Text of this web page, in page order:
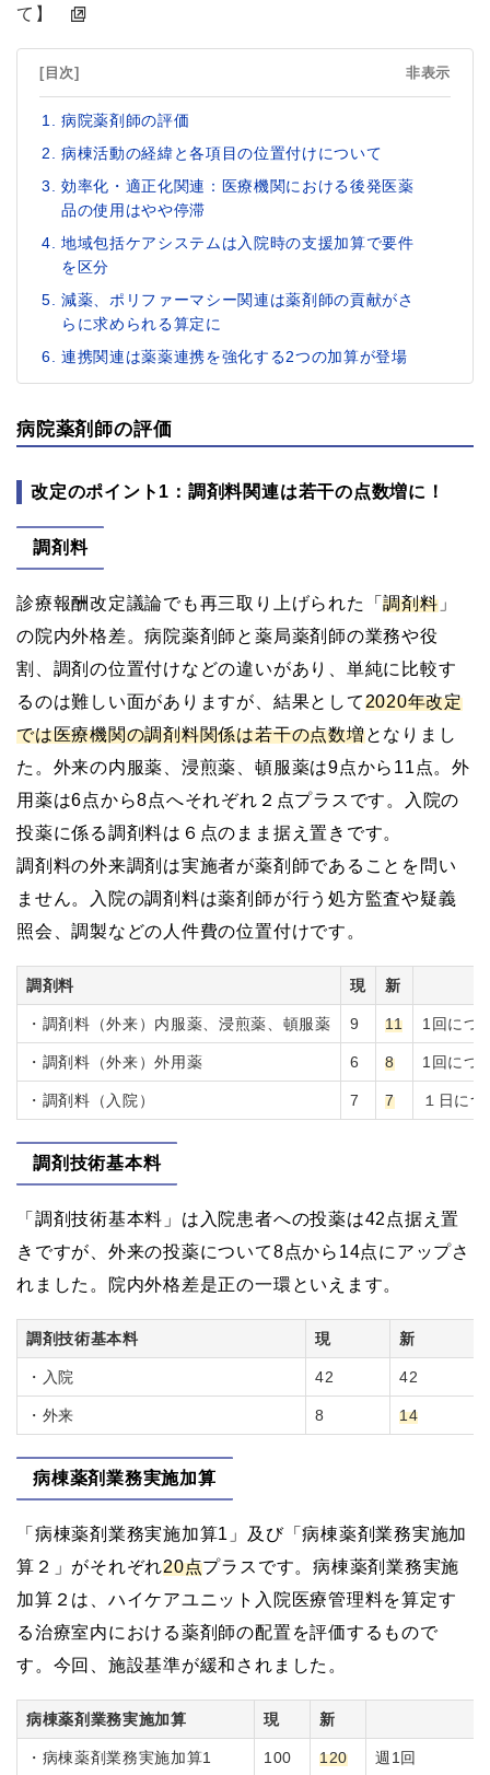
て】
[目次] 非表示
病院薬剤師の評価
病棟活動の経緯と各項目の位置付けについて
効率化・適正化関連：医療機関における後発医薬
品の使用はやや停滞
地域包括ケアシステムは入院時の支援加算で要件
を区分
減薬、ポリファーマシー関連は薬剤師の貢献がさ
らに求められる算定に
連携関連は薬薬連携を強化する2つの加算が登場
病院薬剤師の評価
改定のポイント1：調剤料関連は若干の点数増に！
調剤料
診療報酬改定議論でも再三取り上げられた「調剤料」
の院内外格差。病院薬剤師と薬局薬剤師の業務や役
割、調剤の位置付けなどの違いがあり、単純に比較す
るのは難しい面がありますが、結果として2020年改定
では医療機関の調剤料関係は若干の点数増となりまし
た。外来の内服薬、浸煎薬、頓服薬は9点から11点。外
用薬は6点から8点へそれぞれ２点プラスです。入院の
投薬に係る調剤料は６点のまま据え置きです。
調剤料の外来調剤は実施者が薬剤師であることを問い
ません。入院の調剤料は薬剤師が行う処方監査や疑義
照会、調製などの人件費の位置付けです。
調剤料 現 新
・調剤料（外来）内服薬、浸煎薬、頓服薬 9 11 1回につ
・調剤料（外来）外用薬 6 8 1回につ
・調剤料（入院） 7 7 １日に
調剤技術基本料
「調剤技術基本料」は入院患者への投薬は42点据え置
きですが、外来の投薬について8点から14点にアップさ
れました。院内外格差是正の一環といえます。
調剤技術基本料 現 新
・入院 42 42
・外来 8 14
病棟薬剤業務実施加算
「病棟薬剤業務実施加算1」及び「病棟薬剤業務実施加
算２」がそれぞれ20点プラスです。病棟薬剤業務実施
加算２は、ハイケアユニット入院医療管理料を算定す
る治療室内における薬剤師の配置を評価するもので
す。今回、施設基準が緩和されました。
病棟薬剤業務実施加算 現 新
・病棟薬剤業務実施加算1 100 120 週1回